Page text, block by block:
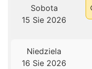
Sobota
15 Sie 2026
Niedziela
16 Sie 2026